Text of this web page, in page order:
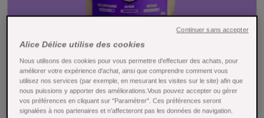
Tap to expand
Ube Premium 30 rg - Aroma Matcha
Référence : 27585
Alice Délice utilise des cookies
Nous utilisons des cookies pour vous permettre d'effectuer des achats, pour
améliorer votre expérience d'achat, ainsi que comprendre comment vous
utilisez nos services (par exemple, en mesurant les visites sur le site) afin que
nous puissions y apporter des améliorations.Vous pouvez accepter ou gérer
vos préférences en cliquant sur "Paramétrer". Ces préférences seront
signalées à nos partenaires et n’affecteront pas les données de navigation.
Continuer sans accepter